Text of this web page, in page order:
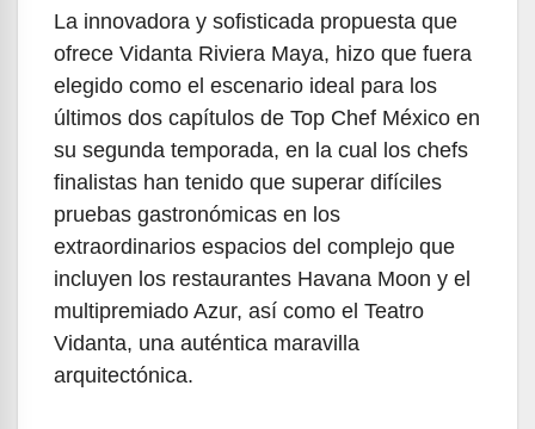
La innovadora y sofisticada propuesta que
ofrece Vidanta Riviera Maya, hizo que fuera
elegido como el escenario ideal para los
últimos dos capítulos de Top Chef México en
su segunda temporada, en la cual los chefs
finalistas han tenido que superar difíciles
pruebas gastronómicas en los
extraordinarios espacios del complejo que
incluyen los restaurantes Havana Moon y el
multipremiado Azur, así como el Teatro
Vidanta, una auténtica maravilla
arquitectónica.